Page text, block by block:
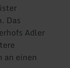
Das
Adler
an einen